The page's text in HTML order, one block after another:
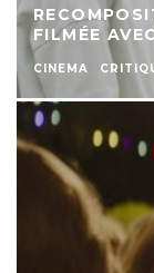
FILMÉE
CINEMA